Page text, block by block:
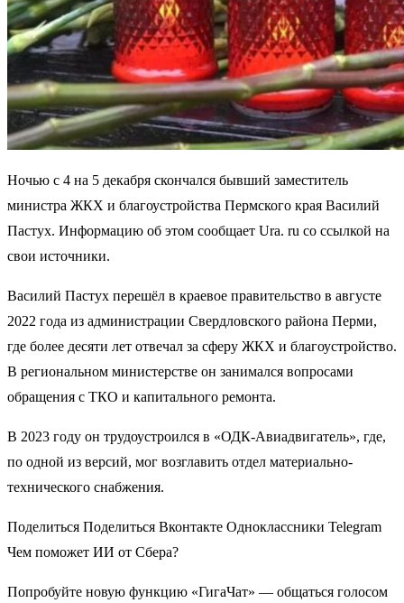
Ночью с 4 на 5 декабря скончался бывший заместитель
министра ЖКХ и благоустройства Пермского края Василий
Пастух. Информацию об этом сообщает Ura. ru со ссылкой на
свои источники.
Василий Пастух перешёл в краевое правительство в августе
2022 года из администрации Свердловского района Перми,
где более десяти лет отвечал за сферу ЖКХ и благоустройство.
В региональном министерстве он занимался вопросами
обращения с ТКО и капитального ремонта.
В 2023 году он трудоустроился в «ОДК-Авиадвигатель», где,
по одной из версий, мог возглавить отдел материально-
технического снабжения.
Поделиться Поделиться Вконтакте Одноклассники Telegram
Чем поможет ИИ от Сбера?
Попробуйте новую функцию «ГигаЧат» — общаться голосом